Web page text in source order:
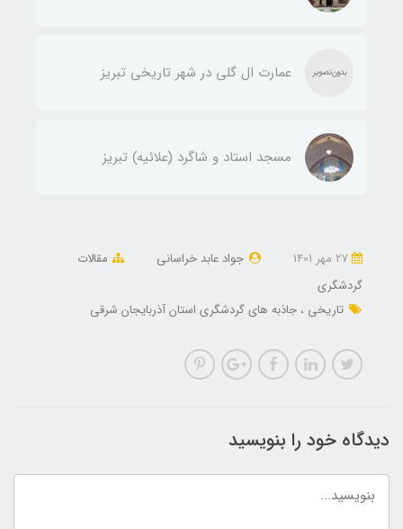
عمارت ال گلی در شهر تاریخی تبریز
مسجد استاد و شاگرد (علائیه) تبریز
جواد عابد خراسانی
مقالات
گردشگری
تاریخی
جاذبه های گردشگری استان آذربایجان شرقی
دیدگاه خود را بنویسید